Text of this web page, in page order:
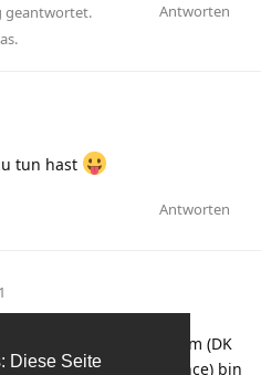
Diese Seite
Antworten
geantwortet.
.
tun hast
Antworten
und allem drumherum (DK
Seskos Performance) bin